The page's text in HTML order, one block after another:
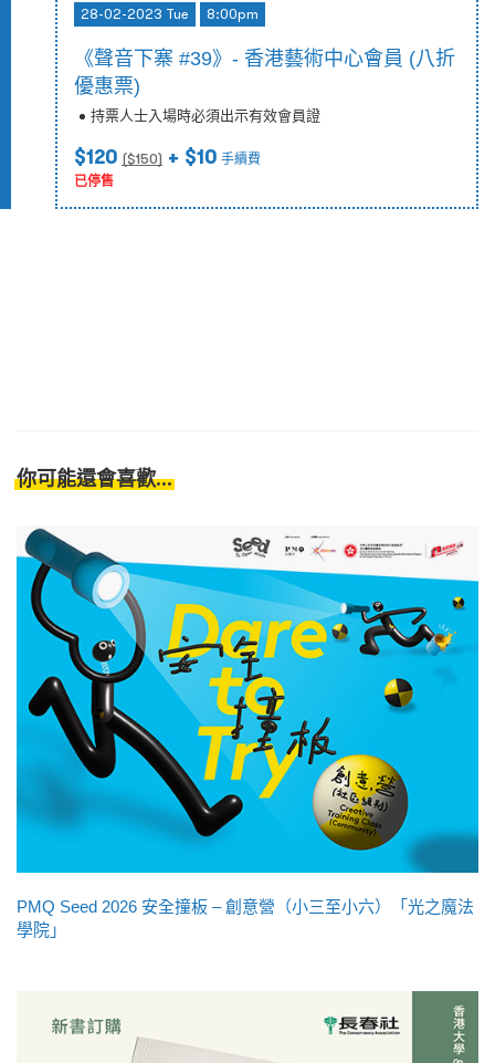
28-02-2023 Tue 8:00pm
《聲音下寨 #39》- 香港藝術中心會員 (八折
優惠票)
持票人士入場時必須出示有效會員證
$120 ($150) + $10 手續費
已停售
你可能還會喜歡...
PMQ Seed 2026 安全撞板 – 創意營（小三至小六）「光之魔法
學院」